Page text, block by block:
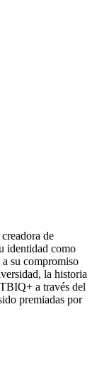
de
identidad como
su compromiso
la historia
a través del
premiadas por